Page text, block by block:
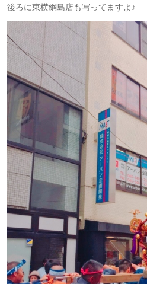
後ろに東横綱島店も写ってますよ♪